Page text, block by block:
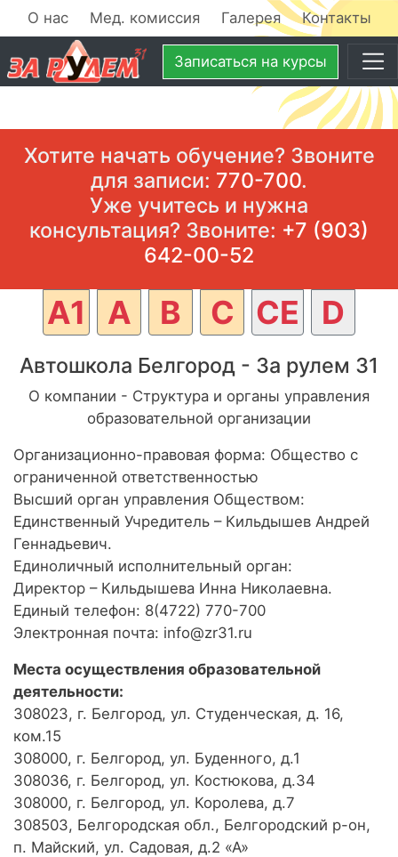
О нас Мед. комиссия Галерея Контакты
Записаться на курсы
Хотите начать обучение? Звоните
для записи: 770-700.
Уже учитесь и нужна
консультация? Звоните: +7 (903)
642-00-52
A1 A B C CE D
Автошкола Белгород - За рулем 31
О компании - Структура и органы управления
образовательной организации
Организационно-правовая форма: Общество с
ограниченной ответственностью
Высший орган управления Обществом:
Единственный Учредитель – Кильдышев Андрей
Геннадьевич.
Единоличный исполнительный орган:
Директор – Кильдышева Инна Николаевна.
Единый телефон: 8(4722) 770-700
Электронная почта: info@zr31.ru
Места осуществления образовательной
деятельности:
308023, г. Белгород, ул. Студенческая, д. 16,
ком.15
308000, г. Белгород, ул. Буденного, д.1
308036, г. Белгород, ул. Костюкова, д.34
308000, г. Белгород, ул. Королева, д.7
308503, Белгородская обл., Белгородский р-он,
п. Майский, ул. Садовая, д.2 «А»